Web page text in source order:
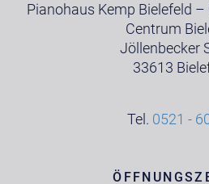
Pianohaus Kemp Bielefeld
Centrum
Jöllenbecker
33613
Tel. 0521 -